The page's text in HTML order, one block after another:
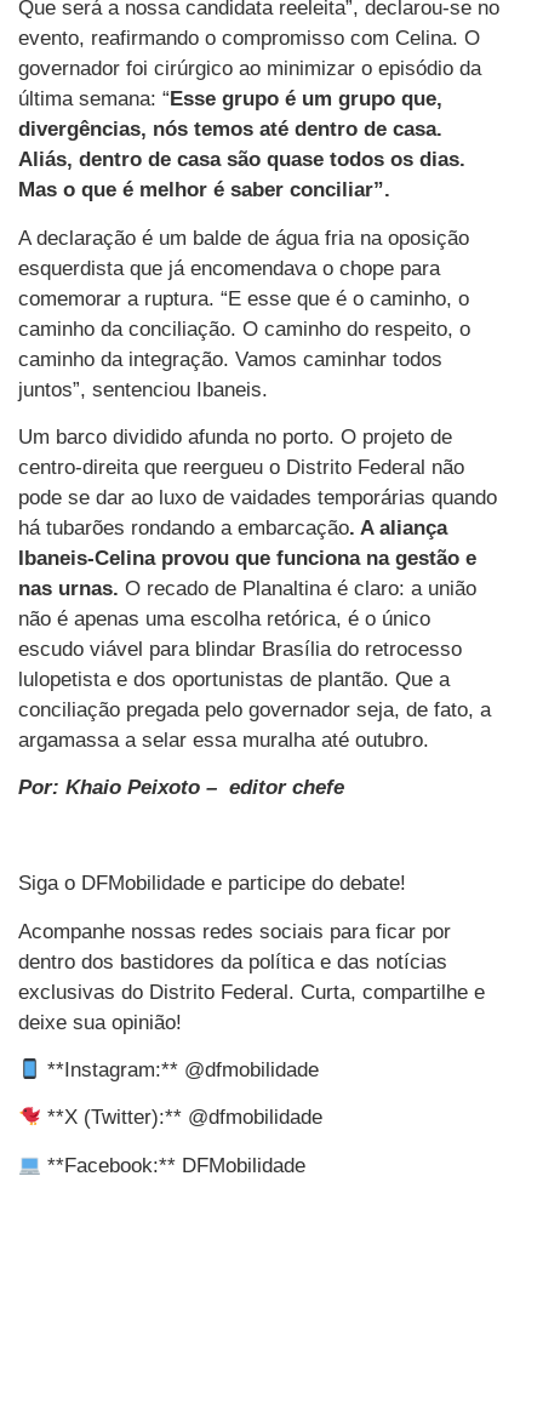
Que será a nossa candidata reeleita”, declarou-se no
evento, reafirmando o compromisso com Celina. O
governador foi cirúrgico ao minimizar o episódio da
última semana: “ Esse grupo é um grupo que,
divergências, nós temos até dentro de casa.
Aliás, dentro de casa são quase todos os dias.
Mas o que é melhor é saber conciliar”.
A declaração é um balde de água fria na oposição
esquerdista que já encomendava o chope para
comemorar a ruptura. “E esse que é o caminho, o
caminho da conciliação. O caminho do respeito, o
caminho da integração. Vamos caminhar todos
juntos”, sentenciou Ibaneis.
Um barco dividido afunda no porto. O projeto de
centro-direita que reergueu o Distrito Federal não
pode se dar ao luxo de vaidades temporárias quando
há tubarões rondando a embarcação. A aliança
Ibaneis-Celina provou que funciona na gestão e
nas urnas. O recado de Planaltina é claro: a união
não é apenas uma escolha retórica, é o único
escudo viável para blindar Brasília do retrocesso
lulopetista e dos oportunistas de plantão. Que a
conciliação pregada pelo governador seja, de fato, a
argamassa a selar essa muralha até outubro.
Por: Khaio Peixoto – editor chefe
Siga o DFMobilidade e participe do debate!
Acompanhe nossas redes sociais para ficar por
dentro dos bastidores da política e das notícias
exclusivas do Distrito Federal. Curta, compartilhe e
deixe sua opinião!
**Instagram:** @dfmobilidade
**X (Twitter):** @dfmobilidade
**Facebook:** DFMobilidade